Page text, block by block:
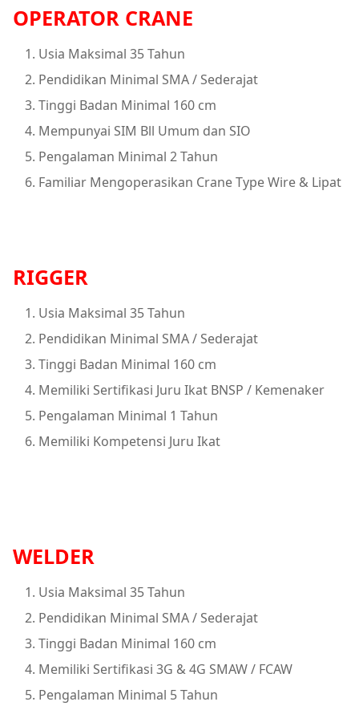
OPERATOR CRANE
Usia Maksimal 35 Tahun
Pendidikan Minimal SMA / Sederajat
Tinggi Badan Minimal 160 cm
Mempunyai SIM Bll Umum dan SIO
Pengalaman Minimal 2 Tahun
Familiar Mengoperasikan Crane Type Wire & Lipat
RIGGER
Usia Maksimal 35 Tahun
Pendidikan Minimal SMA / Sederajat
Tinggi Badan Minimal 160 cm
Memiliki Sertifikasi Juru Ikat BNSP / Kemenaker
Pengalaman Minimal 1 Tahun
Memiliki Kompetensi Juru Ikat
WELDER
Usia Maksimal 35 Tahun
Pendidikan Minimal SMA / Sederajat
Tinggi Badan Minimal 160 cm
Memiliki Sertifikasi 3G & 4G SMAW / FCAW
Pengalaman Minimal 5 Tahun